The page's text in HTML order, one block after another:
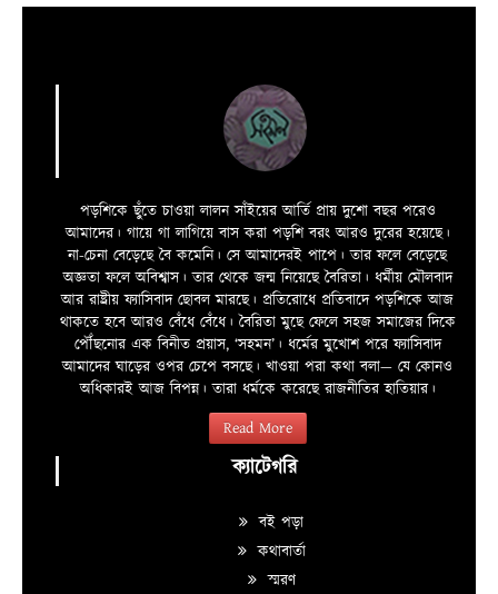
পড়শিকে ছুঁতে চাওয়া লালন সাঁইয়ের আর্তি প্রায় দুশো বছর পরেও
আমাদের। গায়ে গা লাগিয়ে বাস করা পড়শি বরং আরও দুরের হয়েছে।
না-চেনা বেড়েছে বৈ কমেনি। সে আমাদেরই পাপে। তার ফলে বেড়েছে
অজ্ঞতা ফলে অবিশ্বাস। তার থেকে জন্ম নিয়েছে বৈরিতা। ধর্মীয় মৌলবাদ
আর রাষ্ট্রীয় ফ্যাসিবাদ ছোবল মারছে। প্রতিরোধে প্রতিবাদে পড়শিকে আজ
থাকতে হবে আরও বেঁধে বেঁধে। বৈরিতা মুছে ফেলে সহজ সমাজের দিকে
পৌঁছনোর এক বিনীত প্রয়াস, ‘সহমন’। ধর্মের মুখোশ পরে ফ্যাসিবাদ
আমাদের ঘাড়ের ওপর চেপে বসছে। খাওয়া পরা কথা বলা—­­ যে কোনও
অধিকারই আজ বিপন্ন। তারা ধর্মকে করেছে রাজনীতির হাতিয়ার।
Read More
ক্যাটেগরি
বই পড়া
কথাবার্তা
স্মরণ